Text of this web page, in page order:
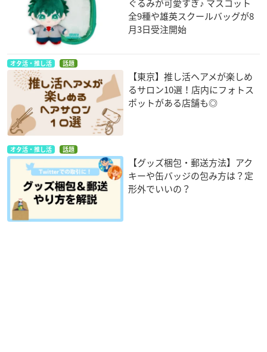
ぐるみが可愛すぎ♪ マスコット
全9種や雄英スクールバッグが8
月3日受注開始
オタ活・推し活 話題
【東京】推し活ヘアメが楽しめ
るサロン10選！店内にフォトス
ポットがある店舗も◎
オタ活・推し活 話題
【グッズ梱包・郵送方法】アク
キーや缶バッジの包み方は？定
形外でいいの？